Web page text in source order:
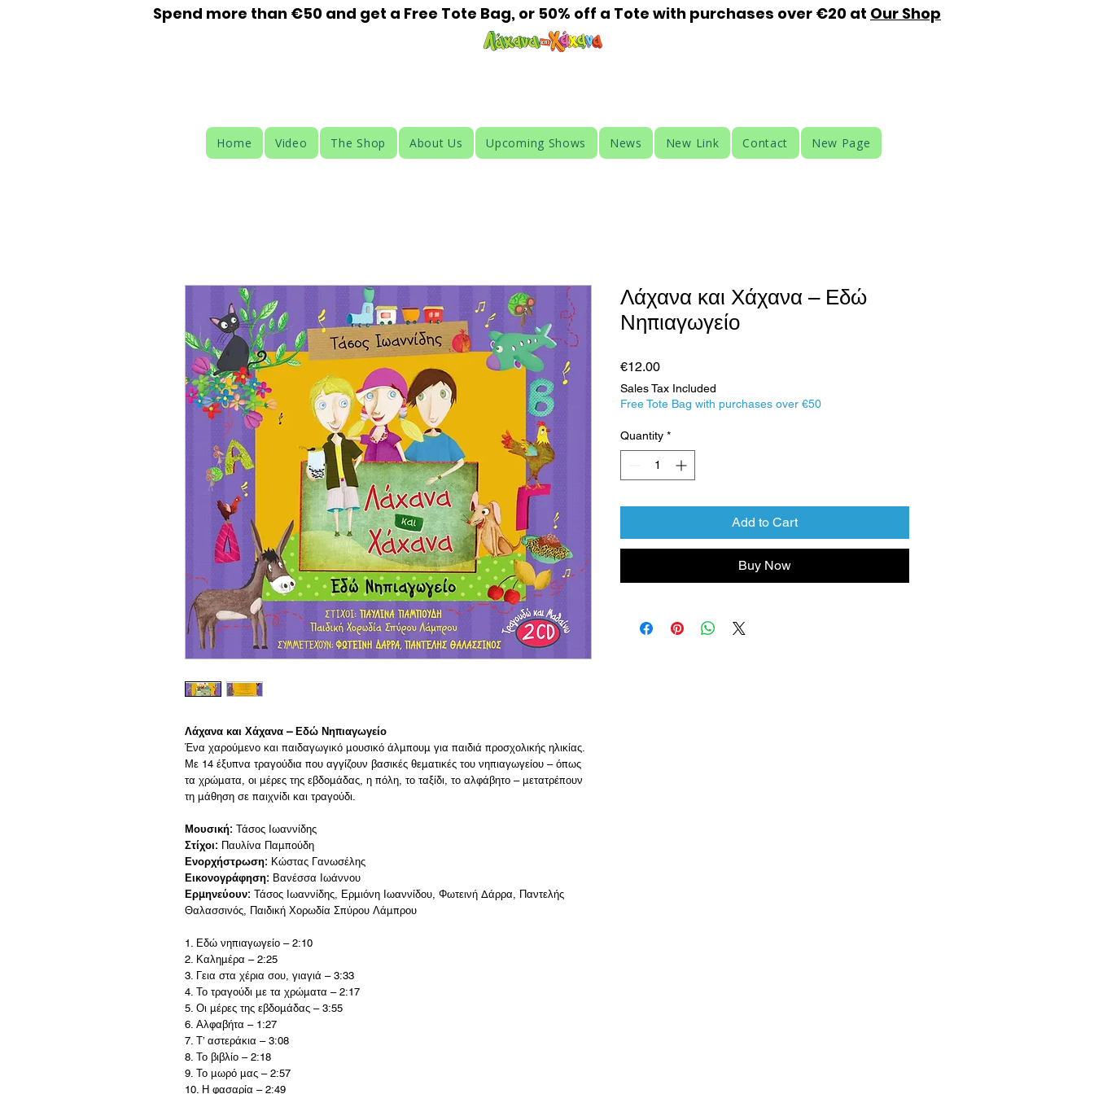
Spend more than €50 and get a Free Tote Bag, or 50% off a Tote with purchases over €20 at Our Shop
HAHANA KIDS
Home Video The Shop About Us Upcoming Shows News New Link Contact New Page
Λάχανα και Χάχανα – Εδώ Νηπιαγωγείο
Ένα χαρούμενο και παιδαγωγικό μουσικό άλμπουμ για παιδιά προσχολικής ηλικίας.
Με 14 έξυπνα τραγούδια που αγγίζουν βασικές θεματικές του νηπιαγωγείου – όπως
τα χρώματα, οι μέρες της εβδομάδας, η πόλη, το ταξίδι, το αλφάβητο – μετατρέπουν
τη μάθηση σε παιχνίδι και τραγούδι.
Μουσική: Τάσος Ιωαννίδης
Στίχοι: Παυλίνα Παμπούδη
Ενορχήστρωση: Κώστας Γανωσέλης
Εικονογράφηση: Βανέσσα Ιωάννου
Ερμηνεύουν: Τάσος Ιωαννίδης, Ερμιόνη Ιωαννίδου, Φωτεινή Δάρρα, Παντελής
Θαλασσινός, Παιδική Χορωδία Σπύρου Λάμπρου
1. Εδώ νηπιαγωγείο – 2:10
2. Καλημέρα – 2:25
3. Γεια στα χέρια σου, γιαγιά – 3:33
4. Το τραγούδι με τα χρώματα – 2:17
5. Οι μέρες της εβδομάδας – 3:55
6. Αλφαβήτα – 1:27
7. Τ’ αστεράκια – 3:08
8. Το βιβλίο – 2:18
9. Το μωρό μας – 2:57
10. Η φασαρία – 2:49
Λάχανα και Χάχανα – Εδώ
Νηπιαγωγείο
€12.00Price
Sales Tax Included
Free Tote Bag with purchases over €50
Quantity *
Add to Cart
Buy Now